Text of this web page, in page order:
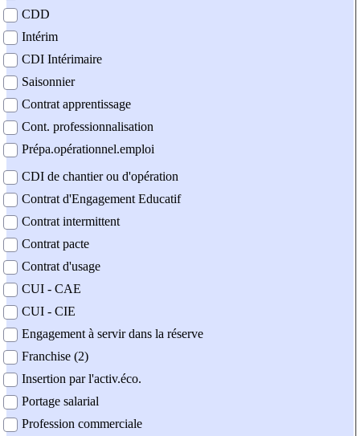
CDD
Intérim
CDI Intérimaire
Saisonnier
Contrat apprentissage
Cont. professionnalisation
Prépa.opérationnel.emploi
CDI de chantier ou d'opération
Contrat d'Engagement Educatif
Contrat intermittent
Contrat pacte
Contrat d'usage
CUI - CAE
CUI - CIE
Engagement à servir dans la réserve
Franchise (2)
Insertion par l'activ.éco.
Portage salarial
Profession commerciale